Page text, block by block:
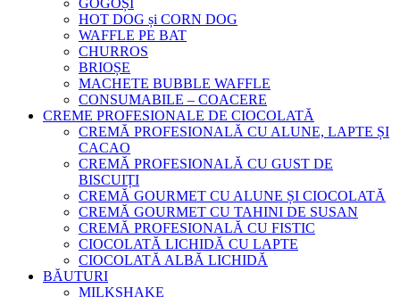
GOGOȘI
HOT DOG și CORN DOG
WAFFLE PE BAT
CHURROS
BRIOȘE
MACHETE BUBBLE WAFFLE
CONSUMABILE – COACERE
CREME PROFESIONALE DE CIOCOLATĂ
CREMĂ PROFESIONALĂ CU ALUNE, LAPTE ȘI
CACAO
CREMĂ PROFESIONALĂ CU GUST DE
BISCUIȚI
CREMĂ GOURMET CU ALUNE ȘI CIOCOLATĂ
CREMĂ GOURMET CU TAHINI DE SUSAN
CREMĂ PROFESIONALĂ CU FISTIC
CIOCOLATĂ LICHIDĂ CU LAPTE
CIOCOLATĂ ALBĂ LICHIDĂ
BĂUTURI
MILKSHAKE